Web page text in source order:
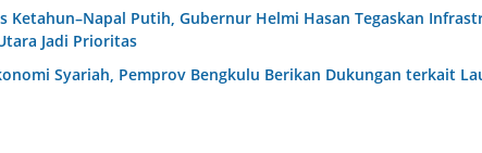
Ketahun–Napal Putih, Gubernur Helmi Hasan Tegaskan
Jadi Prioritas
Syariah, Pemprov Bengkulu Berikan Dukungan terkait